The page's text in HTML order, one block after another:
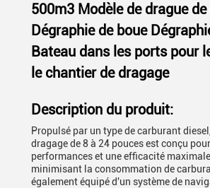
500m3 Modèle de drague
Dégraphie de boue
Bateau dans les ports pour
le chantier de dragage
Description du produit:
Propulsé par un type de carburant
dragage de 8 à 24 pouces est conçu
performances et une efficacité
minimisant la consommation de
également équipé d'un système de